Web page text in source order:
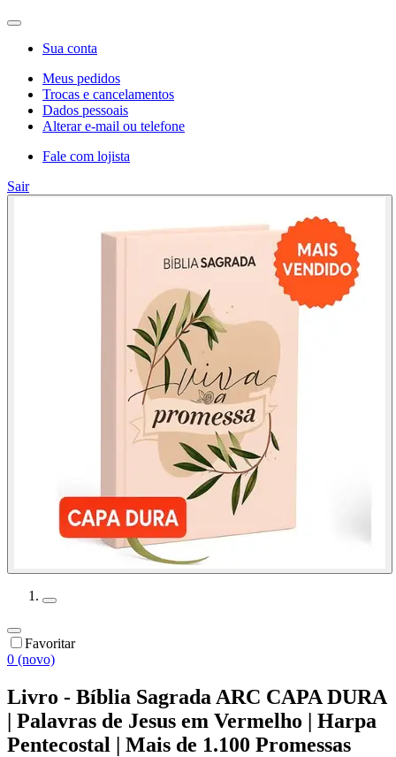
Sua conta
Meus pedidos
Trocas e cancelamentos
Dados pessoais
Alterar e-mail ou telefone
Fale com lojista
Sair
Favoritar
0 (novo)
Livro - Bíblia Sagrada ARC CAPA DURA
| Palavras de Jesus em Vermelho | Harpa
Pentecostal | Mais de 1.100 Promessas